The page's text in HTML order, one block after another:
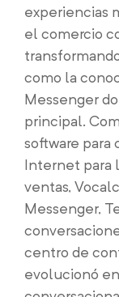
experiencias
el comercio
como la
Messenger
principal.
software para
Internet para
ventas,
Messenger,
centro de
evolucionó